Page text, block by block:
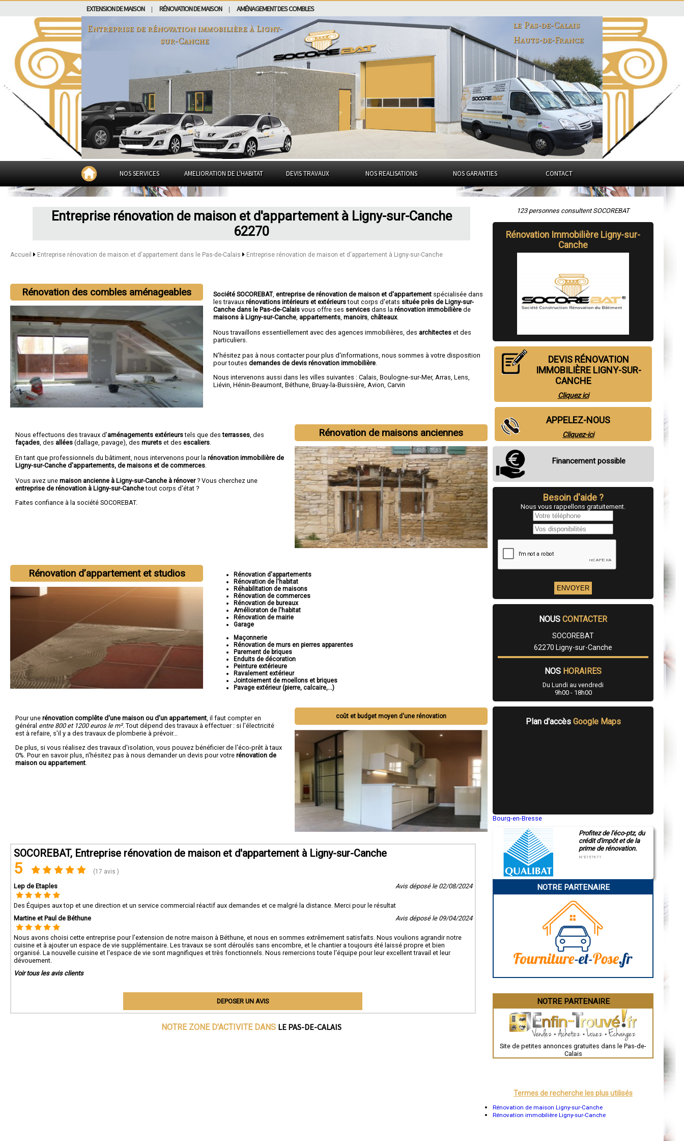
EXTENSION DE MAISON RÉNOVATION DE MAISON AMÉNAGEMENT DES COMBLES
Entreprise de rénovation immobilière àLigny-
sur-Canche
le Pas-de-Calais
Hauts-de-France
NOS SERVICES AMELIORATION DE L'HABITAT DEVIS TRAVAUX NOS REALISATIONS NOS GARANTIES CONTACT
Entreprise rénovation de maison et d'appartement à Ligny-sur-Canche
62270
Accueil Entreprise rénovation de maison et d'appartement dans le Pas-de-Calais Entreprise rénovation de maison et d'appartement à Ligny-sur-Canche
Rénovation des combles aménageables Société SOCOREBAT,entreprise de rénovation de maison et d'appartement spécialisée dans
les travauxrénovations intérieurs et extérieurstout corps d'etats située près de Ligny-sur-
Canche dans le Pas-de-Calaisvous offre ses services dans larénovation immobilière de
maisons à Ligny-sur-Canche appartements ,manoirs ,châteaux.
Nous travaillons essentiellement avec des agences immobilières, des architectes et des
particuliers.
N'hésitez pas à nous contacter pour plus d'informations, nous sommes à votre disposition
pour toutesdemandes de devis rénovation immobilière
Nous intervenons aussi dans les villes suivantes :Calais ,Boulogne-sur-Mer, Arras ,Lens
Liévin ,Hénin-Beaumont ,Béthune ,Bruay-la-Buissière Avion ,Carvin
Rénovation de maisons anciennes
Nous effectuons des travaux d'aménagements extérieurstels que desterrasses , des
façades , des allées (dallage, pavage), des murets et des escaliers
En tant que professionnels du bâtiment, nous intervenons pour la rénovation immobilière de
Ligny-sur-Canche d'appartements, de maisons et de commerces
Vous avez une maison ancienne à Ligny-sur-Canche à rénover? Vous cherchez une
entreprise de rénovation à Ligny-sur-Canchetout corps d'état ?
Faites confiance à la société SOCOREBAT.
Rénovation d’appartement et studios
Rénovation d'appartements
Rénovation de l'habitat
Réhabilitation de maisons
Rénovation de commerces
Rénovation de bureaux
Amélioraton de l'habitat
Rénovation de mairie
Garage
Maçonnerie
Rénovation de murs en pierres apparentes
Parement de briques
Enduits de décoration
Peinture extérieure
Ravalement extérieur
Jointoiement de moellons et briques
Pavage extérieur (pierre, calcaire,...)
coût et budget moyen d'une rénovation
Pour une rénovation complête d'une maison ou d'un appartement , il faut compter en
général entre 800 et 1200 euros le m². Tout dépend des travaux à effectuer : si l'électricité
est à refaire, s'il y a des travaux de plomberie à prévoir...
De plus, si vous réalisez des travaux d'isolation, vous pouvez bénéficier de l'éco-prêt à taux
0%. Pour en savoir plus, n'hésitez pas à nous demander un devis pour votre rénovation de
maison ou appartement
SOCOREBAT, Entreprise rénovation de maison et d'appartement à Ligny-sur-Canche
5 (17 avis )
Lep de Etaples Avis déposé le 02/08/2024
Des Équipes aux top et une direction et un service commercial réactif aux demandes et ce malgré la distance. Merci pour le résultat
Martine et Paul de Béthune
Avis déposé le 09/04/2024
Nous avons choisi cette entreprise pour l'extension de notre maison à Béthune, et nous en sommes extrêmement satisfaits. Nous voulions agrandir notre
cuisine et à ajouter un espace de vie supplémentaire. Les travaux se sont déroulés sans encombre, et le chantier a toujours été laissé propre et bien
organisé. La nouvelle cuisine et l'espace de vie sont magnifiques et très fonctionnels. Nous remercions toute l'équipe pour leur excellent travail et leur
dévouement.
Voir tous les avis clients
DEPOSER UN AVIS
NOTRE ZONE D'ACTIVITE DANS LE PAS-DE-CALAIS
123 personnes consultent SOCOREBAT
Rénovation Immobilière Ligny-sur-
Canche
DEVIS RÉNOVATION
IMMOBILIÈRE LIGNY-SUR-
CANCHE
Cliquez ici
APPELEZ-NOUS
Cliquez-ici
Financement possible
Besoin d'aide ?
Nous vous rappellons gratuitement.
NOUS CONTACTER
SOCOREBAT
62270 Ligny-sur-Canche
NOS HORAIRES
Du Lundi au vendredi
9h00 - 18h00
Plan d'accès Google Maps
Bourg-en-Bresse
Montluçon
Manosque
Gap
Charleville-Mézières
Pamiers
Narbonne
Brive-la-Gaillarde
Guéret
Besançon
Évreux
Chartres
Nîmes
Auch
Grenoble
Mont-de-Marsan
Blois
Profitez de l'éco-ptz, du
crédit d'impôt et de la
prime de rénovation.
N°E157671
NOTRE PARTENAIRE
NOTRE PARTENAIRE
Site de petites annonces gratuites dans le Pas-de-
Calais
Termes de recherche les plus utilisés
Rénovation de maison Ligny-sur-Canche
Rénovation immobilière Ligny-sur-Canche